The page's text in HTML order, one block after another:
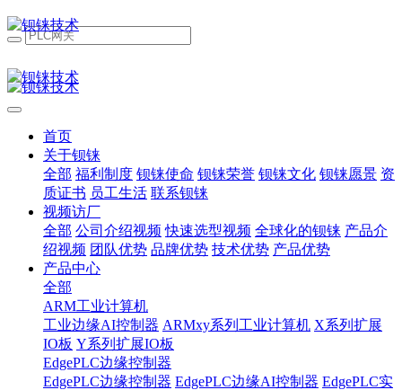
首页
关于钡铼
全部 福利制度 钡铼使命 钡铼荣誉 钡铼文化 钡铼愿景 资
质证书 员工生活 联系钡铼
视频访厂
全部 公司介绍视频 快速选型视频 全球化的钡铼 产品介
绍视频 团队优势 品牌优势 技术优势 产品优势
产品中心
全部
ARM工业计算机
工业边缘AI控制器 ARMxy系列工业计算机 X系列扩展
IO板 Y系列扩展IO板
EdgePLC边缘控制器
EdgePLC边缘控制器 EdgePLC边缘AI控制器 EdgePLC实